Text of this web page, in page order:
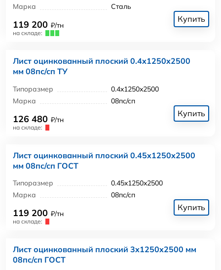
Марка
Сталь
119 200 ₽/тн
на складе:
Купить
Лист оцинкованный плоский 0.4x1250x2500
мм 08пс/сп ТУ
Типоразмер
0.4x1250x2500
Марка
08пс/сп
126 480 ₽/тн
на складе:
Купить
Лист оцинкованный плоский 0.45x1250x2500
мм 08пс/сп ГОСТ
Типоразмер
0.45x1250x2500
Марка
08пс/сп
119 200 ₽/тн
на складе:
Купить
Лист оцинкованный плоский 3x1250x2500 мм
08пс/сп ГОСТ